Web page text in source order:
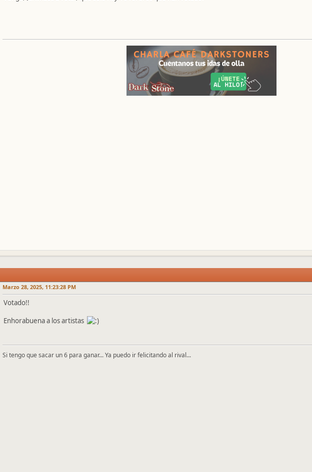
Marzo 28, 2025, 11:23:28 PM
Votado!!
Enhorabuena a los artistas
Si tengo que sacar un 6 para ganar... Ya puedo ir felicitando al rival...